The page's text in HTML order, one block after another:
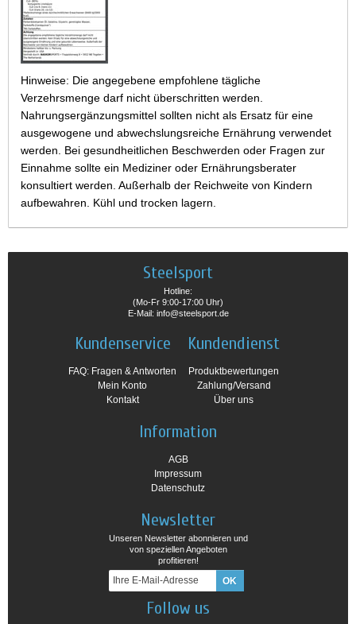
Hinweise: Die angegebene empfohlene tägliche
Verzehrsmenge darf nicht überschritten werden.
Nahrungsergänzungsmittel sollten nicht als Ersatz für eine
ausgewogene und abwechslungsreiche Ernährung verwendet
werden. Bei gesundheitlichen Beschwerden oder Fragen zur
Einnahme sollte ein Mediziner oder Ernährungsberater
konsultiert werden. Außerhalb der Reichweite von Kindern
aufbewahren. Kühl und trocken lagern.
Steelsport
Hotline:
(Mo-Fr 9:00-17:00 Uhr)
E-Mail: info@steelsport.de
Kundenservice
FAQ: Fragen & Antworten
Mein Konto
Kontakt
Kundendienst
Produktbewertungen
Zahlung/Versand
Über uns
Information
AGB
Impressum
Datenschutz
Newsletter
Unseren Newsletter abonnieren und
von speziellen Angeboten
profitieren!
Follow us